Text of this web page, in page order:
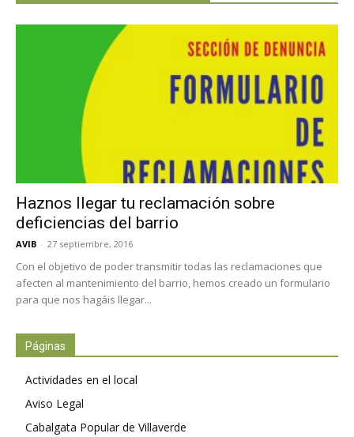
Haznos llegar tu reclamación sobre
deficiencias del barrio
AVIB - 27 septiembre, 2016
Con el objetivo de poder transmitir todas las reclamaciones que
afecten al mantenimiento del barrio, hemos creado un formulario
para que nos hagáis llegar...
Páginas
Actividades en el local
Aviso Legal
Cabalgata Popular de Villaverde